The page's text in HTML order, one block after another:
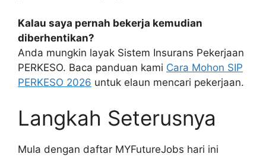
Kalau saya pernah bekerja kemudian
diberhentikan?
Anda mungkin layak Sistem Insurans Pekerjaan
PERKESO. Baca panduan kami Cara Mohon SIP
PERKESO 2026 untuk elaun mencari pekerjaan.
Langkah Seterusnya
Mula dengan daftar MYFutureJobs hari ini